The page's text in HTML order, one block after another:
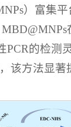
）富集
的检
方法显著